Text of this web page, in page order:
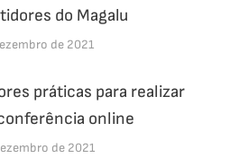
do Magalu
de 2021
práticas para realizar
online
de 2021